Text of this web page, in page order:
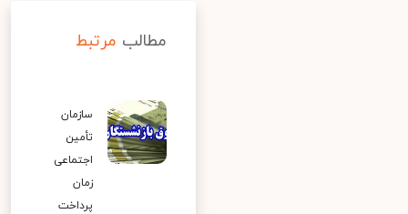
مطالب مرتبط
سازمان
تأمین
اجتماعی
زمان
پرداخت